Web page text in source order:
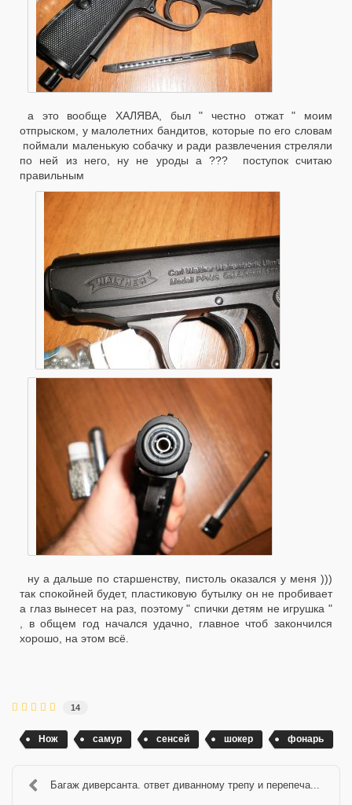
а это вообще ХАЛЯВА, был " честно отжат " моим
отпрыском, у малолетних бандитов, которые по его словам
поймали маленькую собачку и ради развлечения стреляли
по ней из него, ну не уроды а ??? поступок считаю
правильным
ну а дальше по старшенству, пистоль оказался у меня )))
так спокойней будет, пластиковую бутылку он не пробивает
а глаз вынесет на раз, поэтому " спички детям не игрушка "
, в общем год начался удачно, главное чтоб закончился
хорошо, на этом всё.
14
Нож самур сенсей шокер фонарь
Багаж диверсанта. ответ диванному трепу и перепеча...